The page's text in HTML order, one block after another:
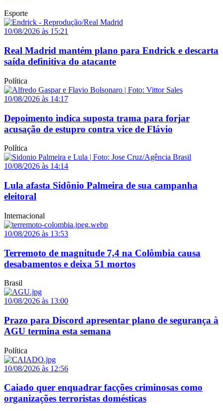
Esporte
10/08/2026 às 15:21
Real Madrid mantém plano para Endrick e descarta
saída definitiva do atacante
Política
10/08/2026 às 14:17
Depoimento indica suposta trama para forjar
acusação de estupro contra vice de Flávio
Política
10/08/2026 às 14:14
Lula afasta Sidônio Palmeira de sua campanha
eleitoral
Internacional
10/08/2026 às 13:53
Terremoto de magnitude 7,4 na Colômbia causa
desabamentos e deixa 51 mortos
Brasil
10/08/2026 às 13:00
Prazo para Discord apresentar plano de segurança à
AGU termina esta semana
Política
10/08/2026 às 12:56
Caiado quer enquadrar facções criminosas como
organizações terroristas domésticas